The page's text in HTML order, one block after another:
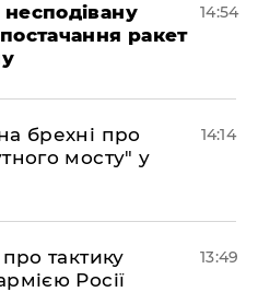
ракет
14:54
брехні про
мосту" у
14:14
тактику
Росії
13:49